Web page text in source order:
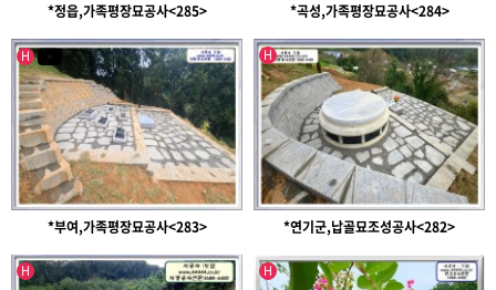
*정읍,가족평장묘공사<285> *곡성,가족평장묘공사<284>
H
인기글
유투브영상
*부여,가족평장묘공사<283>
H
인기글
*연기군,납골묘조성공사<282>
H
인기글
H
인기글